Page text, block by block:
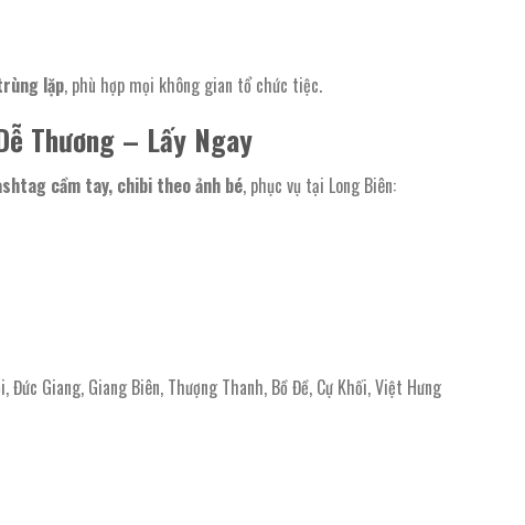
lặp, phù hợp mọi không gian tổ chức tiệc.
Thương – Lấy Ngay
cầm tay, chibi theo ảnh bé, phục vụ tại Long Biên:
Giang, Giang Biên, Thượng Thanh, Bồ Đề, Cự Khối, Việt Hưng